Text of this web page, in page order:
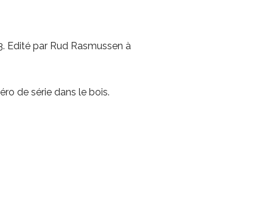
Edité par Rud Rasmussen à
de série dans le bois.